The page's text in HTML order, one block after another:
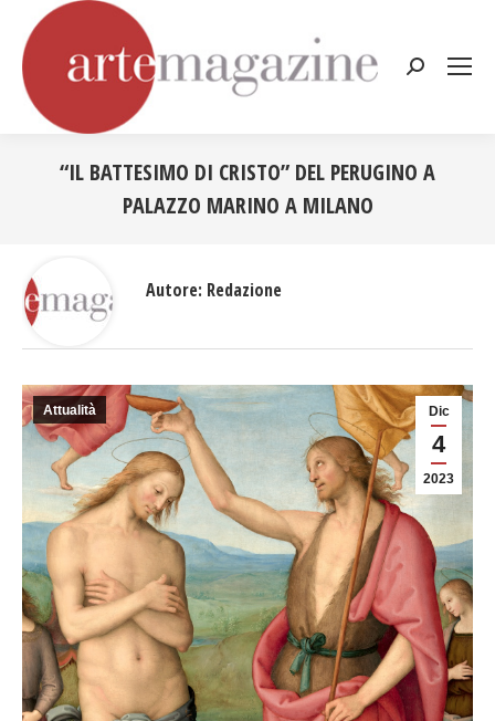
Cerca:
“IL BATTESIMO DI CRISTO” DEL PERUGINO A
PALAZZO MARINO A MILANO
Dic
4
2023
Attualità
Autore: Redazione